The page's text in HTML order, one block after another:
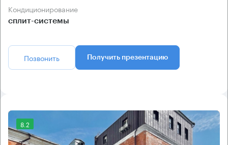
Кондиционирование
сплит-системы
Позвонить Получить презентацию
8.2